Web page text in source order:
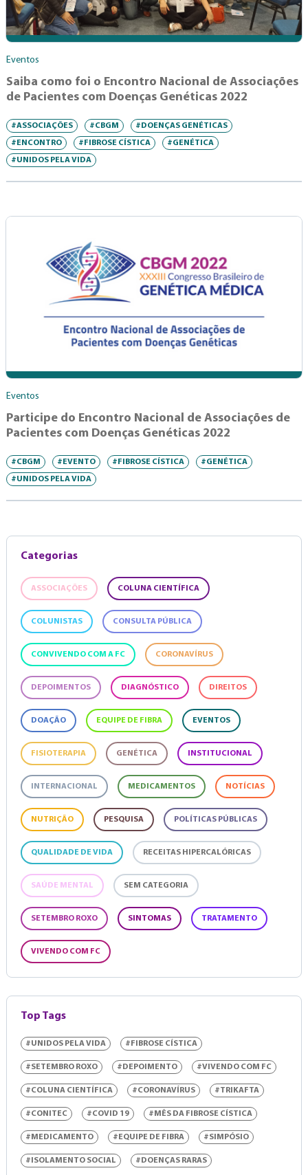
Eventos
Saiba como foi o Encontro Nacional de Associações
de Pacientes com Doenças Genéticas 2022
#ASSOCIAÇÕES #CBGM #DOENÇAS GENÉTICAS
#ENCONTRO #FIBROSE CÍSTICA #GENÉTICA
#UNIDOS PELA VIDA
Eventos
Participe do Encontro Nacional de Associações de
Pacientes com Doenças Genéticas 2022
#CBGM #EVENTO #FIBROSE CÍSTICA #GENÉTICA
#UNIDOS PELA VIDA
Categorias
ASSOCIAÇÕES COLUNA CIENTÍFICA
COLUNISTAS CONSULTA PÚBLICA
CONVIVENDO COM A FC CORONAVÍRUS
DEPOIMENTOS DIAGNÓSTICO DIREITOS
DOAÇÃO EQUIPE DE FIBRA EVENTOS
FISIOTERAPIA GENÉTICA INSTITUCIONAL
INTERNACIONAL MEDICAMENTOS NOTÍCIAS
NUTRIÇÃO PESQUISA POLÍTICAS PÚBLICAS
QUALIDADE DE VIDA RECEITAS HIPERCALÓRICAS
SAÚDE MENTAL SEM CATEGORIA
SETEMBRO ROXO SINTOMAS TRATAMENTO
VIVENDO COM FC
Top Tags
#UNIDOS PELA VIDA #FIBROSE CÍSTICA
#SETEMBRO ROXO #DEPOIMENTO #VIVENDO COM FC
#COLUNA CIENTÍFICA #CORONAVÍRUS #TRIKAFTA
#CONITEC #COVID 19 #MÊS DA FIBROSE CÍSTICA
#MEDICAMENTO #EQUIPE DE FIBRA #SIMPÓSIO
#ISOLAMENTO SOCIAL #DOENÇAS RARAS